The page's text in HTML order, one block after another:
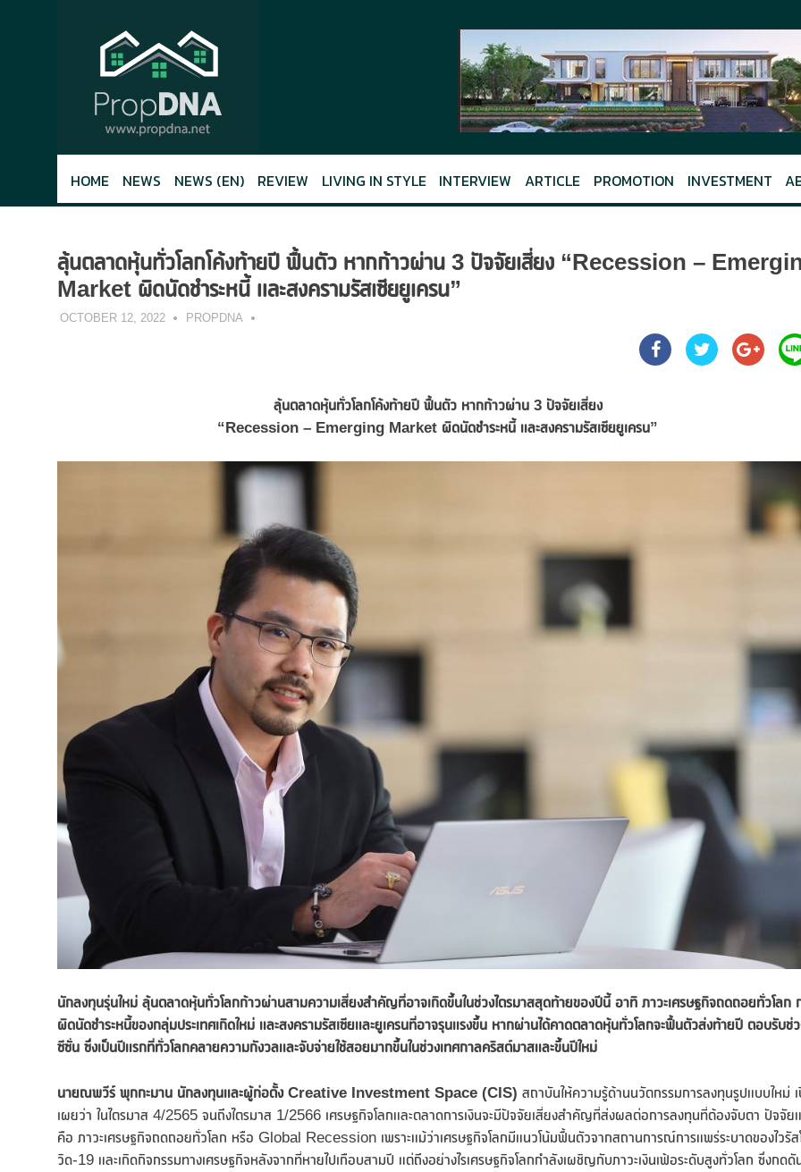
HOME NEWS NEWS (EN) REVIEW LIVING IN STYLE INTERVIEW ARTICLE PROMOTION INVESTMENT
ลุ้นตลาดหุ้นทั่วโลกโค้งท้ายปี ฟื้นตัว หากก้าวผ่าน 3 ปัจจัยเสี่ยง “Recession –
Market ผิดนัดชำระหนี้ และสงครามรัสเซียยูเครน”
OCTOBER 12, 2022 PROPDNA
ลุ้นตลาดหุ้นทั่วโลกโค้งท้ายปี ฟื้นตัว หากก้าวผ่าน 3 ปัจจัยเสี่ยง
“Recession – Emerging Market ผิดนัดชำระหนี้ และสงครามรัสเซียยูเครน”
นักลงทุนรุ่นใหม่ ลุ้นตลาดหุ้นทั่วโลกก้าวผ่านสามความเสี่ยงสำคัญที่อาจเกิดขึ้นในช่วงไตรมาสสุดท้ายของปีนี้ อาทิ ภาวะเศรษฐกิจถดถอยทั่วโลก
ผิดนัดชำระหนี้ของกลุ่มประเทศเกิดใหม่ และสงครามรัสเซียและยูเครนที่อาจรุนแรงขึ้น หากผ่านได้คาดตลาดหุ้นทั่วโลกจะฟื้นตัวส่งท้ายปี ตอบรับช่ว
ซีซั่น ซึ่งเป็นปีแรกที่ทั่วโลกคลายความกังวลและจับจ่ายใช้สอยมากขึ้นในช่วงเทศกาลคริสต์มาสและขึ้นปีใหม่
นายณพวีร์ พุกกะมาน นักลงทุนและผู้ก่อตั้ง Creative Investment Space (CIS) สถาบันให้ความรู้ด้านนวัตกรรมการลงทุนรูปแบบใหม่
เผยว่า ในไตรมาส 4/2565 จนถึงไตรมาส 1/2566 เศรษฐกิจโลกและตลาดการเงินจะมีปัจจัยเสี่ยงสำคัญที่ส่งผลต่อการลงทุนที่ต้องจับตา ปัจจัย
คือ ภาวะเศรษฐกิจถดถอยทั่วโลก หรือ Global Recession เพราะแม้ว่าเศรษฐกิจโลกมีแนวโน้มฟื้นตัวจากสถานการณ์การแพร่ระบาดของไวรัส
วิด-19 และเกิดกิจกรรมทางเศรษฐกิจหลังจากที่หายไปเกือบสามปี แต่ถึงอย่างไรเศรษฐกิจโลกกำลังเผชิญกับภาวะเงินเฟ้อระดับสูงทั่วโลก ซึ่งกดดั